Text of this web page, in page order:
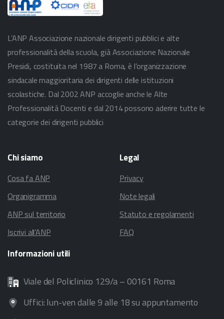
L’ANP Associazione nazionale dirigenti pubblici e alte
professionalità della scuola, già Associazione Nazionale
Presidi, costituita nel 1987 a Roma, è l’organizzazione
sindacale maggioritaria dei dirigenti delle istituzioni
scolastiche. Dal 2002 ANP accoglie anche le Alte
Professionalità Docenti e dal 2014 possono aderire tutte le
categorie dei dirigenti pubblici
Chisiamo
Cosa fa ANP
Organigramma
ANP sul territorio
Iscrivi all’ANP
Legal
Privacy
Note legali
Statuto e regolamenti
FAQ
Informazioniutili
Viale del Policlinico 129/a – 00161 Roma
Uffici: lun-ven dalle 9 alle 18 su appuntamento